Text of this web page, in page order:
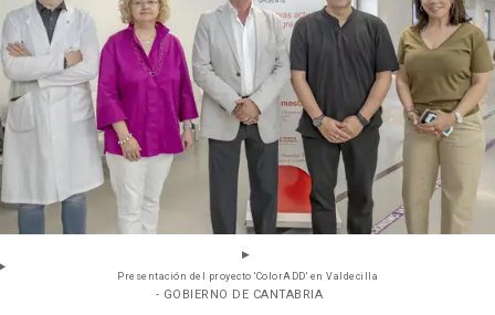
Presentación del proyecto 'ColorADD' en Valdecilla
- GOBIERNO DE CANTABRIA